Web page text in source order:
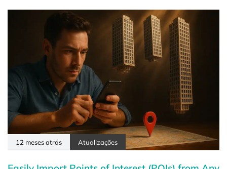
12 meses atrás Atualizações